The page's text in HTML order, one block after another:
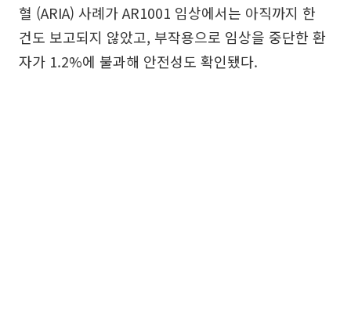
혈 (ARIA) 사례가 AR1001 임상에서는 아직까지 한
건도 보고되지 않았고, 부작용으로 임상을 중단한 환
자가 1.2%에 불과해 안전성도 확인됐다.